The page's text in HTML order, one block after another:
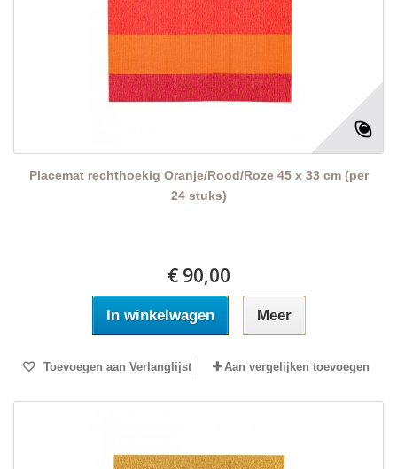
Placemat rechthoekig Oranje/Rood/Roze 45 x 33 cm (per
24 stuks)
€ 90,00
In winkelwagen Meer
Toevoegen aan Verlanglijst Aan vergelijken toevoegen